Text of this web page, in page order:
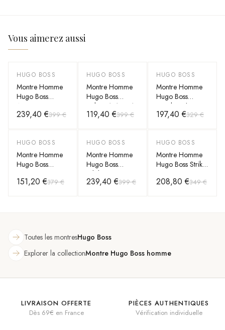
Vous aimerez aussi
-40%
HUGO BOSS
Montre Homme
Hugo Boss
Automatique
Bossmatic
acier
239,40 €399 €
-70%
HUGO BOSS
Montre Homme
Hugo Boss
Volane 1513951
argentée bracelet
119,40 €399 €
-40%
HUGO BOSS
Montre Homme
Hugo Boss
Candor Chrono
1514220 cadran
197,40 €329 €
-60%
HUGO BOSS
Montre Homme
Hugo Boss
1513975
151,20 €379 €
-40%
HUGO BOSS
Montre Homme
Hugo Boss
Globetrotter
1513930
239,40 €399 €
-40%
HUGO BOSS
Montre Homme
Hugo Boss Strike
cadran vert
208,80 €349 €
Toutes les montresHugo Boss
Explorer la collectionMontre Hugo Boss homme
LIVRAISON OFFERTE
Dès 69€ en France
PIÈCES AUTHENTIQUES
Vérification individuelle